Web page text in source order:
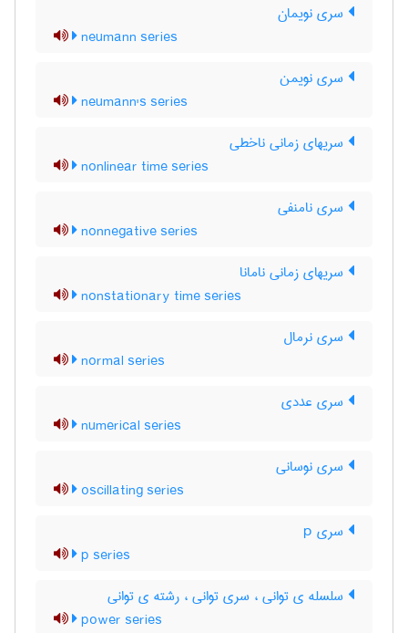
سری نویمان
neumann series
سری نویمن
neumann's series
سریهای زمانی ناخطی
nonlinear time series
سری نامنفی
nonnegative series
سریهای زمانی نامانا
nonstationary time series
سری نرمال
normal series
سری عددی
numerical series
سری نوسانی
oscillating series
سری p
p series
سلسله ی توانی ، سری توانی ، رشته ی توانی
power series